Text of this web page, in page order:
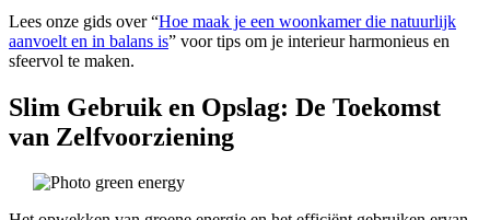
Lees onze gids over “Hoe maak je een woonkamer die natuurlijk
aanvoelt en in balans is” voor tips om je interieur harmonieus en
sfeervol te maken.
Slim Gebruik en Opslag: De Toekomst
van Zelfvoorziening